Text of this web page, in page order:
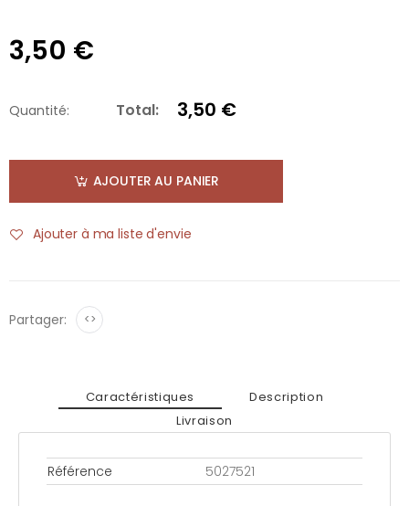
3,50 €
Quantité: Total: 3,50 €
AJOUTER AU PANIER
Ajouter à ma liste d'envie
Partager: <>
Caractéristiques
Description
Livraison
Référence 5027521